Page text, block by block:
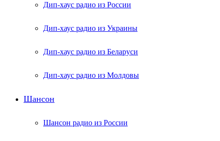
Дип-хаус радио из России
Дип-хаус радио из Украины
Дип-хаус радио из Беларуси
Дип-хаус радио из Молдовы
Шансон
Шансон радио из России